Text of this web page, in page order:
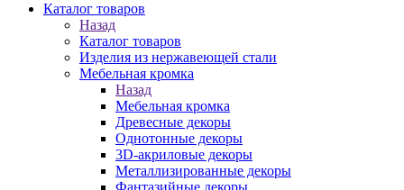
Каталог товаров
Назад
Каталог товаров
Изделия из нержавеющей стали
Мебельная кромка
Назад
Мебельная кромка
Древесные декоры
Однотонные декоры
3D-акриловые декоры
Металлизированные декоры
Фантазийные декоры